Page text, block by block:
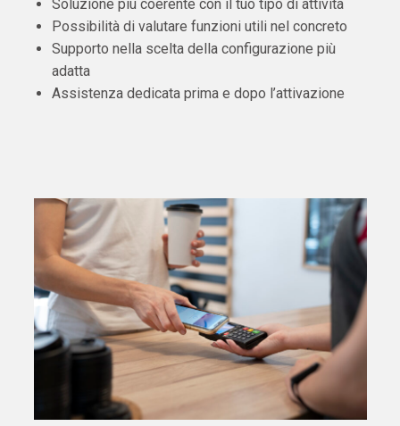
Soluzione più coerente con il tuo tipo di attività
Possibilità di valutare funzioni utili nel concreto
Supporto nella scelta della configurazione più
adatta
Assistenza dedicata prima e dopo l’attivazione